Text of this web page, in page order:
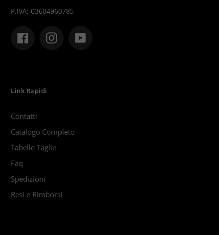
P.IVA: 03604960785
FacebookInstagram
Link Rapidi
Contatti
Catalogo Completo
Tabelle Taglie
Faq
Spedizioni
Resi e Rimborsi